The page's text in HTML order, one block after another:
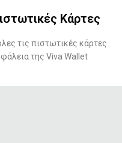
Κάρτες
τις πιστωτικές κάρτες
της Viva Wallet